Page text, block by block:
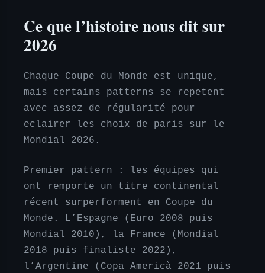
Ce que l’histoire nous dit sur
2026
Chaque Coupe du Monde est unique,
mais certains patterns se repetent
avec assez de régularité pour
eclairer les choix de paris sur le
Mondial 2026.
Premier pattern : les équipes qui
ont remporte un titre continental
récent surperforment en Coupe du
Monde. L’Espagne (Euro 2008 puis
Mondial 2010), la France (Mondial
2018 puis finaliste 2022),
l’Argentine (Copa Americà 2021 puis